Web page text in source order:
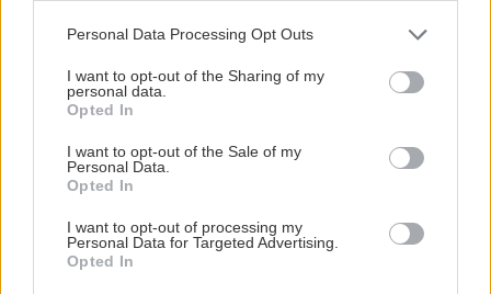
Personal Data Processing Opt Outs
I want to opt-out of the Sharing of my
personal data.
Opted In
I want to opt-out of the Sale of my
Personal Data.
Opted In
I want to opt-out of processing my
Personal Data for Targeted Advertising.
Opted In
Alumnado de nuevo acceso
preinscripción y, de obtener plaza,en una segunda fase del
proceso deberá formalizar la matrícula
correspondientes.
Tendrán laconsideración de alumnado de nuevo acceso
efectos de preinscripción y adjudicación de plazas,